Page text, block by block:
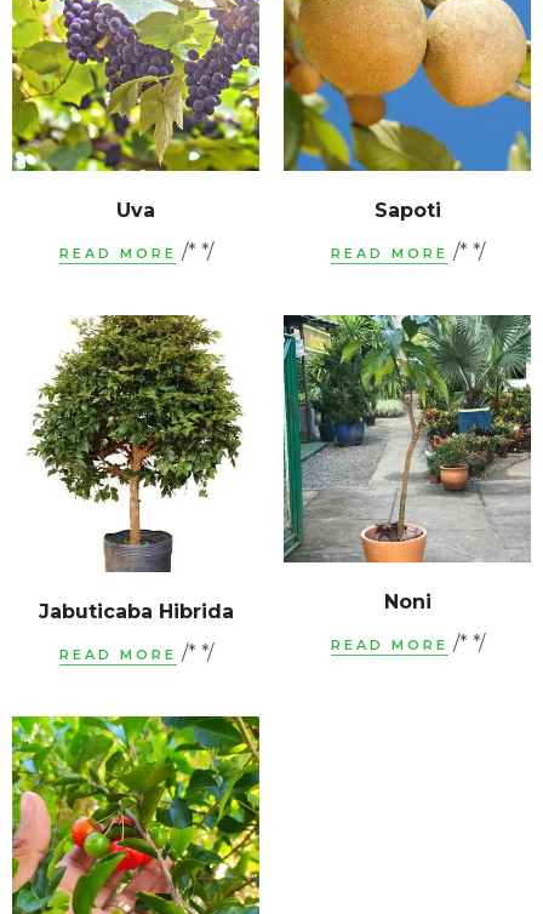
Uva
READ MORE /* */
Sapoti
READ MORE /* */
Jabuticaba Hibrida
READ MORE /* */
Noni
READ MORE /* */